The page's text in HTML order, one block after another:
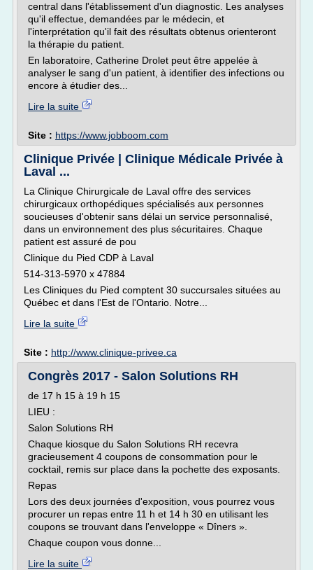
central dans l'établissement d'un diagnostic. Les analyses
qu'il effectue, demandées par le médecin, et
l'interprétation qu'il fait des résultats obtenus orienteront
la thérapie du patient.
En laboratoire, Catherine Drolet peut être appelée à
analyser le sang d'un patient, à identifier des infections ou
encore à étudier des...
Lire la suite
Site : https://www.jobboom.com
Clinique Privée | Clinique Médicale Privée à
Laval ...
La Clinique Chirurgicale de Laval offre des services
chirurgicaux orthopédiques spécialisés aux personnes
soucieuses d'obtenir sans délai un service personnalisé,
dans un environnement des plus sécuritaires. Chaque
patient est assuré de pou
Clinique du Pied CDP à Laval
514-313-5970 x 47884
Les Cliniques du Pied comptent 30 succursales situées au
Québec et dans l'Est de l'Ontario. Notre...
Lire la suite
Site : http://www.clinique-privee.ca
Congrès 2017 - Salon Solutions RH
de 17 h 15 à 19 h 15
LIEU :
Salon Solutions RH
Chaque kiosque du Salon Solutions RH recevra
gracieusement 4 coupons de consommation pour le
cocktail, remis sur place dans la pochette des exposants.
Repas
Lors des deux journées d'exposition, vous pourrez vous
procurer un repas entre 11 h et 14 h 30 en utilisant les
coupons se trouvant dans l'enveloppe « Dîners ».
Chaque coupon vous donne...
Lire la suite